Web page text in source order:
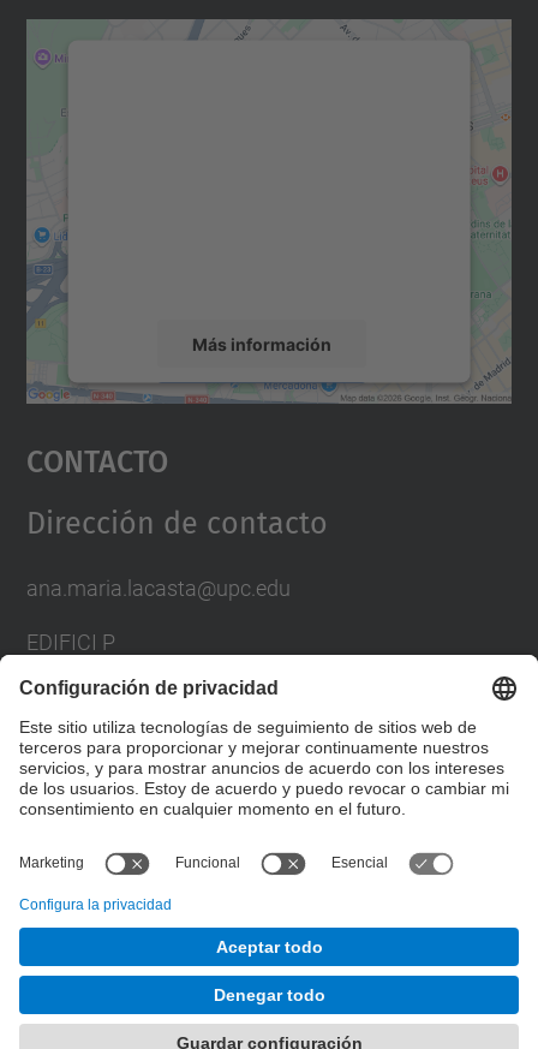
Más información
Aceptar
powered by
Contacto
Dirección de contacto
ana.maria.lacasta@upc.edu
EDIFICI P
AV. DOCTOR MARAÑON, 44-50
08028 BARCELONA
SPAIN
Formulario de contacto
Desarrollado con